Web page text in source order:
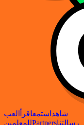
شاهد استمعاقرأ
العب
للمعلمينPartnersرسالتنا